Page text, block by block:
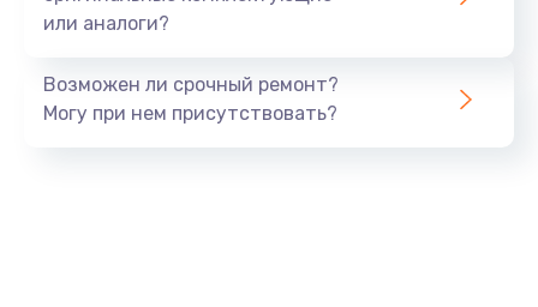
Тюнинг динамиков
или аналоги?
Возможен ли срочный ремонт?
Могу при нем присутствовать?